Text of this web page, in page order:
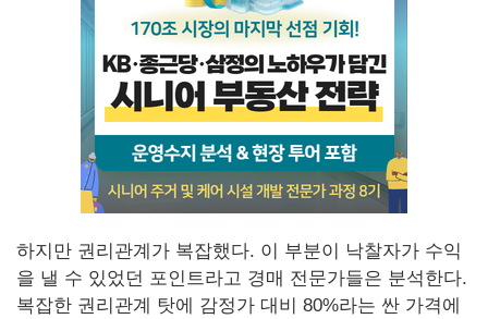
하지만 권리관계가 복잡했다. 이 부분이 낙찰자가 수익
을 낼 수 있었던 포인트라고 경매 전문가들은 분석한다.
복잡한 권리관계 탓에 감정가 대비 80%라는 싼 가격에